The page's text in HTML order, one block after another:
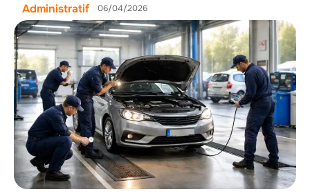
Administratif 06/04/2026